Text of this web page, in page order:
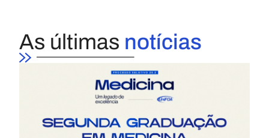
As últimas notícias